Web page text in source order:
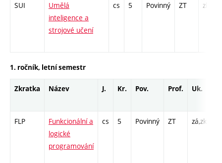
SUI
Umělá
inteligence a
strojové učení
cs 5 Povinný ZT zk
1. ročník, letní semestr
Zkratka Název J. Kr. Pov. Prof. Uk.
FLP
Funkcionální a
logické
programování
cs 5 Povinný ZT zá,zk